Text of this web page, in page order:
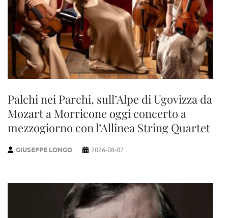
Palchi nei Parchi, sull’Alpe di Ugovizza da
Mozart a Morricone oggi concerto a
mezzogiorno con l’Allinea String Quartet
GIUSEPPE LONGO 2026-08-07